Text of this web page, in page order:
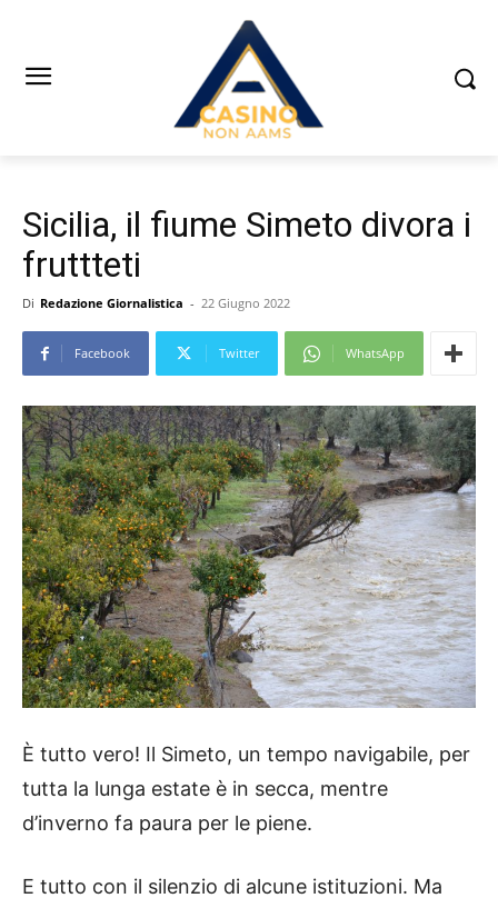
Sicilia, il fiume Simeto divora i
fruttteti
Di Redazione Giornalistica - 22 Giugno 2022
Facebook Twitter WhatsApp
È tutto vero! Il Simeto, un tempo navigabile, per
tutta la lunga estate è in secca, mentre
d’inverno fa paura per le piene.
E tutto con il silenzio di alcune istituzioni. Ma